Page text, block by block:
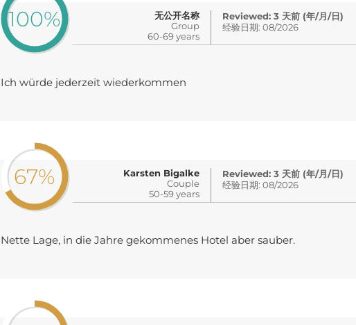
100%
无公开名称
Group
60-69 years
Reviewed: 3 天前 (年/月/日)
经验日期: 08/2026
Ich würde jederzeit wiederkommen
67%
Karsten Bigalke
Couple
50-59 years
Reviewed: 3 天前 (年/月/日)
经验日期: 08/2026
Nette Lage, in die Jahre gekommenes Hotel aber sauber.